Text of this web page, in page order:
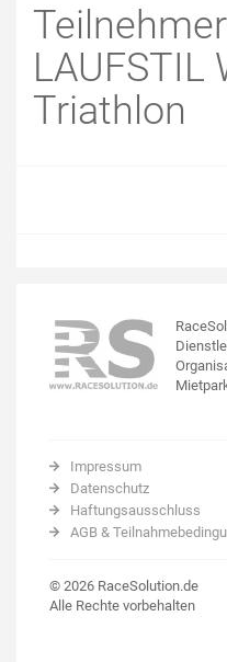
LAUFSTIL
Triathlon
Impressum
Datenschutz
Haftungsausschluss
AGB &
© 2026 RaceSolution.de
Alle Rechte vorbehalten